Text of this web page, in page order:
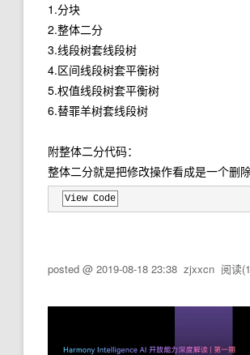
1.分块
2.整体二分
3.线段树套线段树
4.区间线段树套平衡树
5.权值线段树套平衡树
6.替罪羊树套线段树
附整体二分代码：
整体二分就是把修改操作看成是一个删
View Code
posted @ 2019-08-18 23:38 zjxxcn 阅读(